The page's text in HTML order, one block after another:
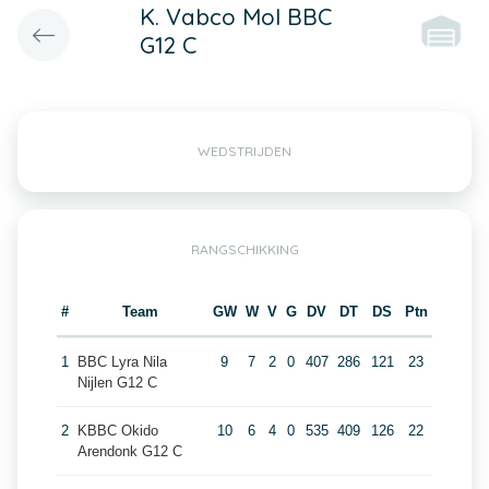
K. Vabco Mol BBC
G12 C
WEDSTRIJDEN
RANGSCHIKKING
# Team GW W V G DV DT DS Ptn
1
BBC Lyra Nila
Nijlen G12 C
9 7 2 0 407 286 121 23
2
KBBC Okido
Arendonk G12 C
10 6 4 0 535 409 126 22